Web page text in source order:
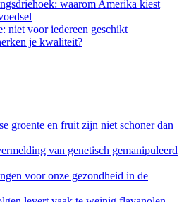
waarom Amerika kiest
niet voor iedereen geschikt
je kwaliteit?
groente en fruit zijn niet schoner dan
van genetisch gemanipuleerd
voor onze gezondheid in de